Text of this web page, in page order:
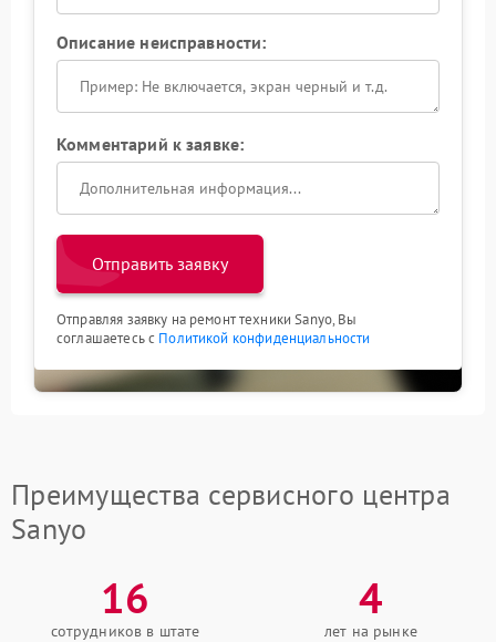
Описание неисправности:
Комментарий к заявке:
Отправить заявку
Отправляя заявку на ремонт техники Sanyo, Вы
соглашаетесь с Политикой конфиденциальности
Преимущества сервисного центра
Sanyo
16
сотрудников в штате
4
лет на рынке